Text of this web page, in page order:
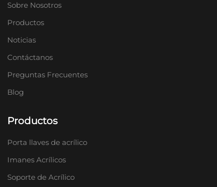
Sobre Nosotros
Productos
Noticias
Contáctanos
Preguntas Frecuentes
Blog
Productos
Porta llaves de acrílico
Imanes Acrílicos
Soporte de Acrílico